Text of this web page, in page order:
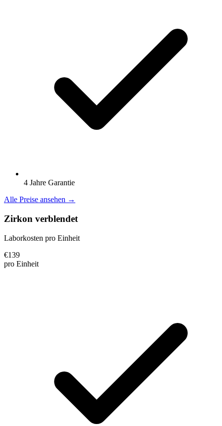
4 Jahre Garantie
Alle Preise ansehen →
Zirkon verblendet
Laborkosten pro Einheit
€139
pro Einheit